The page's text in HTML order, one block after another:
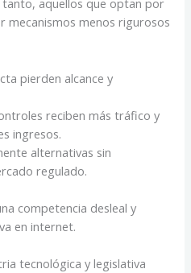
aquellos que optan por
mecanismos menos rigurosos
pierden alcance y
reciben más tráfico y
ingresos.
alternativas sin
regulado.
competencia desleal y
en internet.
tecnológica y legislativa